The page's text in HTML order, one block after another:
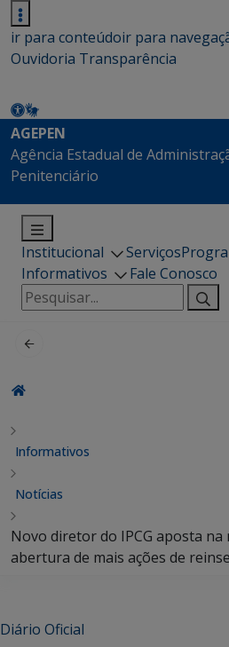
ir para conteúdoir para
Ouvidoria Transparência
AGEPEN
Agência Estadual de
Penitenciário
Institucional Serviços
Informativos
Fale Conosco
Pesquisar
por:
Informativos
Notícias
Novo diretor do IPCG aposta na
abertura de mais ações de
Diário Oficial